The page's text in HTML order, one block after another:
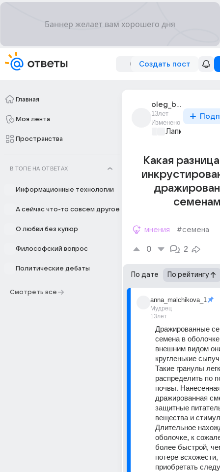
Создать пост
Главная
Моя лента
Пространства
В ТОПЕ НА ОТВЕТАХ
Информационные технологии
А сейчас что-то совсем другое
О любви без купюр
Философский вопрос
Политические дебаты
Смотреть все
oleg_bondarchuk_25
13лет
Изменено
Лапки и
Какая
мнения #семена
0 2
По дате По рейтингу
anna_malchikova_1
Мудрец
13лет
Дражированные
семена в
внешним видом
кругленькие
Такие гранулы
распределить по
почвы.
дражированная
защитные
вещества и
Длительное
оболочке, к
более быстрой,
потере
приобретать